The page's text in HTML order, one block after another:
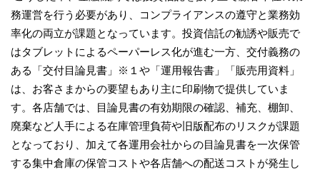
務運営を行う必要があり、コンプライアンスの遵守と業務効
率化の両立が課題となっています。投資信託の勧誘や販売で
はタブレットによるペーパーレス化が進む一方、交付義務の
ある「交付目論見書」※１や「運用報告書」「販売用資料」
は、お客さまからの要望もあり主に印刷物で提供していま
す。各店舗では、目論見書の有効期限の確認、補充、棚卸、
廃棄など人手による在庫管理負荷や旧版配布のリスクが課題
となっており、加えて各運用会社からの目論見書を一次保管
する集中倉庫の保管コストや各店舗への配送コストが発生し